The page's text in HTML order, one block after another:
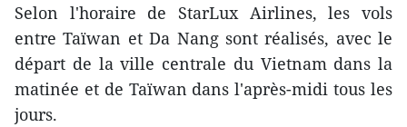
Selon l'horaire de StarLux Airlines, les vols
entre Taïwan et Da Nang sont réalisés, avec le
départ de la ville centrale du Vietnam dans la
matinée et de Taïwan dans l'après-midi tous les
jours.